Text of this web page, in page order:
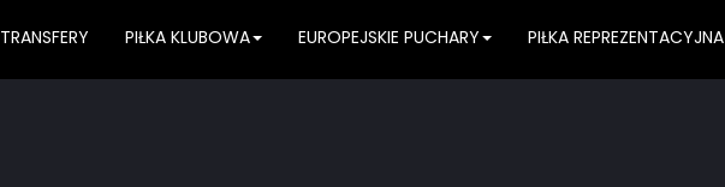
TRANSFERY PIŁKA KLUBOWA EUROPEJSKIE PUCHARY PIŁKA REPREZENTACYJNA